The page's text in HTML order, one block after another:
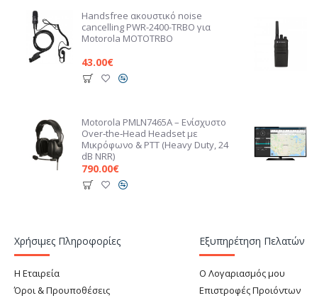
Καλώδιο γραμμής: Ελληνικό
Οθόνη: Όχι
Τύπος φορτιστή: Ταχύς
Handsfree ακουστικό noise
cancelling PWR-2400-TRBO για
Motorola MOTOTRBO
43.00€
Motorola PMLN7465A – Ενίσχυστο
Over‑the‑Head Headset με
Μικρόφωνο & PTT (Heavy Duty, 24
dB NRR)
790.00€
Χρήσιμες Πληροφορίες
Η Εταιρεία
Όροι & Προυποθέσεις
Εξυπηρέτηση Πελατών
Ο Λογαριασμός μου
Επιστροφές Προιόντων